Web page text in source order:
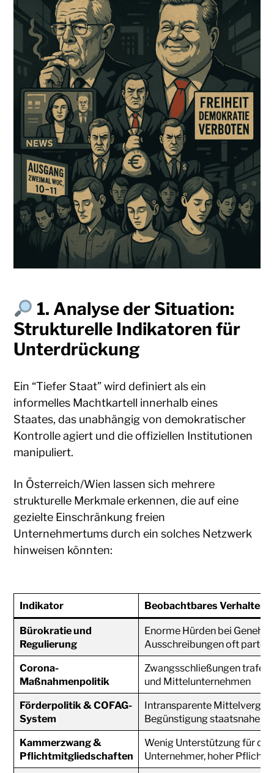
1. Analyse der Situation:
Strukturelle Indikatoren für
Unterdrückung
Ein “Tiefer Staat” wird definiert als ein
informelles Machtkartell innerhalb eines
Staates, das unabhängig von demokratischer
Kontrolle agiert und die offiziellen Institutionen
manipuliert.
In Österreich/Wien lassen sich mehrere
strukturelle Merkmale erkennen, die auf eine
gezielte Einschränkung freien
Unternehmertums durch ein solches Netzwerk
hinweisen könnten:
Indikator Beobachtbares Verhalten
Bürokratie und
Regulierung
Enorme Hürden bei
Ausschreibungen oft
Corona-
Maßnahmenpolitik
Zwangsschließungen trafen
und Mittelunternehmen
Förderpolitik & COFAG-
System
Intransparente
Begünstigung staatsnaher
Kammerzwang &
Pflichtmitgliedschaften
Wenig Unterstützung für
Unternehmer, hoher